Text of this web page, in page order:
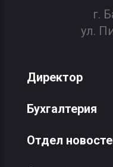
г.
ул.
Отдел